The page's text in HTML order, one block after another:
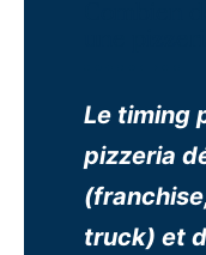
Le timing
pizzeria
truck) et